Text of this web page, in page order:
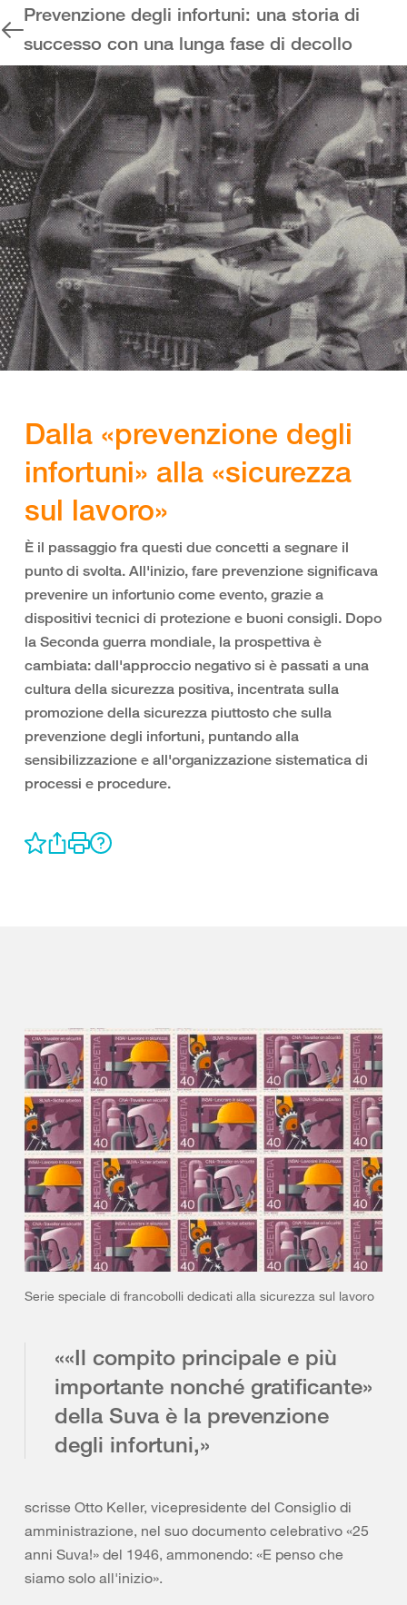
Prevenzione degli infortuni: una storia di
successo con una lunga fase di decollo
Dalla «prevenzione degli
infortuni» alla «sicurezza
sul lavoro»
È il passaggio fra questi due concetti a segnare il
punto di svolta. All'inizio, fare prevenzione significava
prevenire un infortunio come evento, grazie a
dispositivi tecnici di protezione e buoni consigli. Dopo
la Seconda guerra mondiale, la prospettiva è
cambiata: dall'approccio negativo si è passati a una
cultura della sicurezza positiva, incentrata sulla
promozione della sicurezza piuttosto che sulla
prevenzione degli infortuni, puntando alla
sensibilizzazione e all'organizzazione sistematica di
processi e procedure.
Serie speciale di francobolli dedicati alla sicurezza sul lavoro
««Il compito principale e più
importante nonché gratificante»
della Suva è la prevenzione
degli infortuni,»
scrisse Otto Keller, vicepresidente del Consiglio di
amministrazione, nel suo documento celebrativo «25
anni Suva!» del 1946, ammonendo: «E penso che
siamo solo all'inizio».